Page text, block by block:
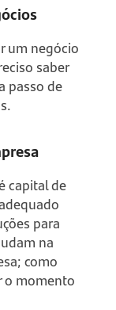
um negócio
saber
passo de
capital de
para
na
como
o momento